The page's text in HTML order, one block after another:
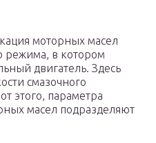
моторных масел
режима, в котором
двигатель. Здесь
смазочного
этого, параметра
масел подразделяют